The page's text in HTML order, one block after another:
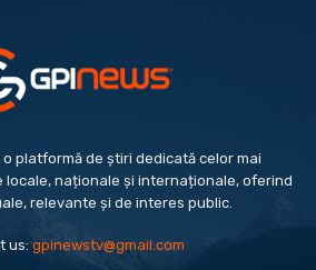
o platformă de știri dedicată celor mai
naționale și internaționale, oferind
relevante și de interes public.
us:gpinewstv@gmail.com